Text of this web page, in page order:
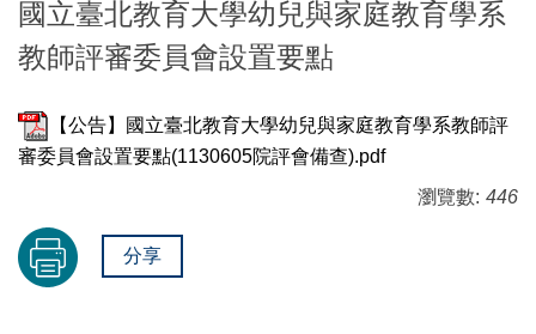
國立臺北教育大學幼兒與家庭教育學系
教師評審委員會設置要點
【公告】國立臺北教育大學幼兒與家庭教育學系教師評
審委員會設置要點(1130605院評會備查).pdf
瀏覽數: 446
分享